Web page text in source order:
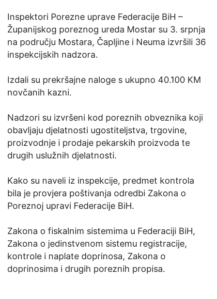
Inspektori Porezne uprave Federacije BiH –
Županijskog poreznog ureda Mostar su 3. srpnja
na području Mostara, Čapljine i Neuma izvršili 36
inspekcijskih nadzora.
Izdali su prekršajne naloge s ukupno 40.100 KM
novčanih kazni.
Nadzori su izvršeni kod poreznih obveznika koji
obavljaju djelatnosti ugostiteljstva, trgovine,
proizvodnje i prodaje pekarskih proizvoda te
drugih uslužnih djelatnosti.
Kako su naveli iz inspekcije, predmet kontrola
bila je provjera poštivanja odredbi Zakona o
Poreznoj upravi Federacije BiH.
Zakona o fiskalnim sistemima u Federaciji BiH,
Zakona o jedinstvenom sistemu registracije,
kontrole i naplate doprinosa, Zakona o
doprinosima i drugih poreznih propisa.